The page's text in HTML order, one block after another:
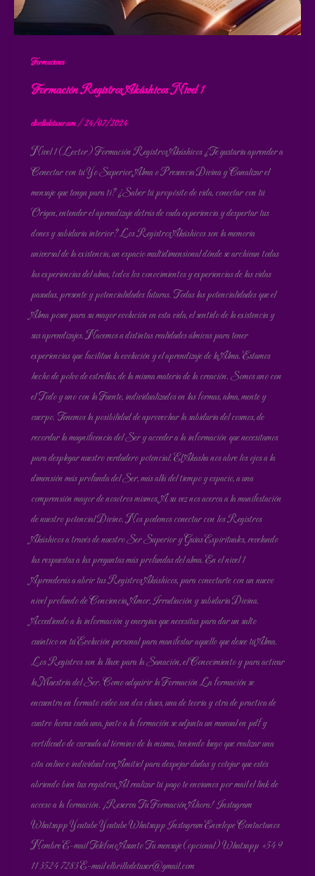
Formaciones
Formación Registros Akáshicos Nivel 1
elbrillodetuser.com/24/07/2024
Nivel 1 (Lector) Formación Registros Akáshicos ¿Te gustaría aprender a
Conectar con tú Yo Superior, Alma o Presencia Divina y Canalizar el
mensaje que tenga para ti? ¿Saber tú propósito de vida, conectar con tú
Origen, entender el aprendizaje detrás de cada experiencia y despertar tus
dones y sabiduría interior? Los Registros Akáshicos son la memoria
universal de la existencia, un espacio multidimensional dónde se archivan todas
las experiencias del alma, todos los conocimientos y experiencias de las vidas
pasadas, presente y potencialidades futuras. Todas las potencialidades que el
Alma posee para su mayor evolución en esta vida, el sentido de la existencia y
sus aprendizajes. Nacemos a distintas realidades álmicas para tener
experiencias que facilitan la evolución y el aprendizaje de la Alma. Estamos
hecho de polvo de estrellas, de la misma materia de la creación. Somos uno con
el Todo y uno con la Fuente, individualizados en las formas, alma, mente y
cuerpo. Tenemos la posibilidad de aprovechar la sabiduría del cosmos, de
recordar la magnificencia del Ser y acceder a la información que necesitamos
para desplegar nuestro verdadero potencial. El Akasha nos abre los ojos a la
dimensión más profunda del Ser, más allá del tiempo y espacio, a una
comprensión mayor de nosotros mismos. A su vez nos acerca a la manifestación
de nuestro potencial Divino. Nos podemos conectar con los Registros
Akáshicos a través de nuestro Ser Superior y Guías Espirituales, revelando
las respuestas a las preguntas más profundas del alma. En el nivel 1
Aprenderás a abrir tus Registros Akáshicos, para conectarte con un nuevo
nivel profundo de Conciencia, Amor, Irradiación y sabiduría Divina.
Accediendo a la información y energías que necesitas para dar un salto
cuántico en tú Evolución personal para manifestar aquello que desee tú Alma.
Los Registros son la llave para la Sanación, el Conocimiento y para activar
la Maestría del Ser. Como adquirir la Formación La formación se
encuentra en formato video son dos clases, una de teoría y otra de practica de
cuatro horas cada una, junto a la formación se adjunta un manual en pdf y
certificado de cursada al término de la misma, teniendo luego que realizar una
cita online e individual con Amitiel para despejar dudas y cotejar que estés
abriendo bien tus registros. Al realizar tú pago te enviamos por mail el link de
acceso a la formación. ¡Reserva Tu Formación Ahora! Instagram
Whatsapp Youtube Youtube Whatsapp Instagram Envelope Contactanos
Nombre E-mail Teléfono Asunto Tu mensaje (opcional) Whatsapp +54 9
11 3524 7283 E-mail elbrillodetuser@gmail.com